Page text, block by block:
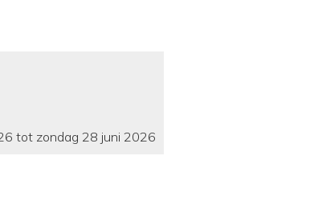
tot zondag 28 juni 2026